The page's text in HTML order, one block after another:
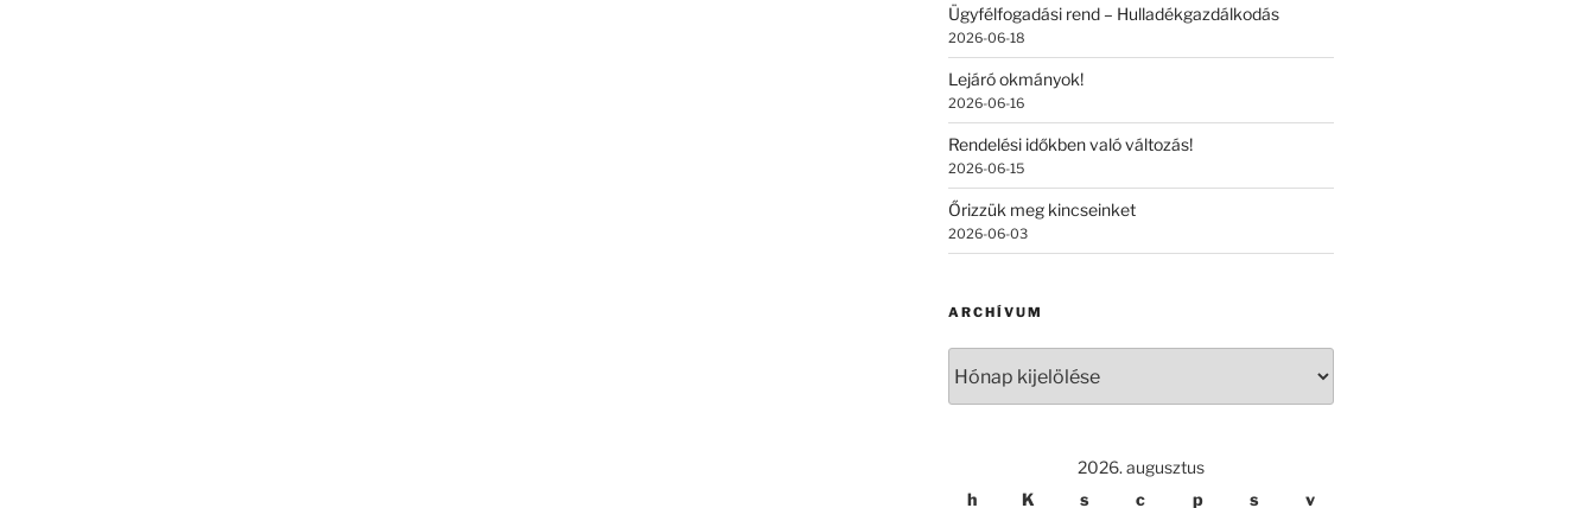
Ügyfélfogadási rend – Hulladékgazdálkodás
2026-06-18
Lejáró okmányok!
2026-06-16
Rendelési időkben való változás!
2026-06-15
Őrizzük meg kincseinket
2026-06-03
ARCHÍVUM
2026. augusztus
h
K s c p s v